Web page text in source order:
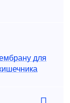
для